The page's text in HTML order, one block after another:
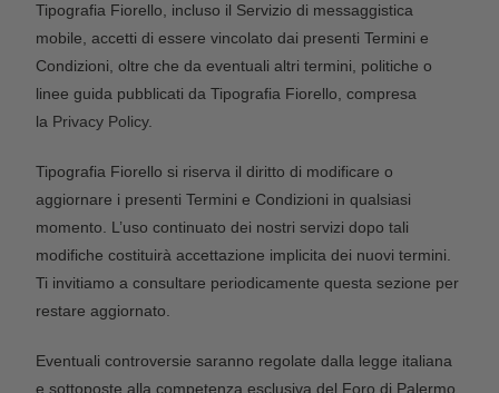
Tipografia Fiorello, incluso il Servizio di messaggistica
mobile, accetti di essere vincolato dai presenti Termini e
Condizioni, oltre che da eventuali altri termini, politiche o
linee guida pubblicati da Tipografia Fiorello, compresa
la Privacy Policy.
Tipografia Fiorello si riserva il diritto di modificare o
aggiornare i presenti Termini e Condizioni in qualsiasi
momento. L’uso continuato dei nostri servizi dopo tali
modifiche costituirà accettazione implicita dei nuovi termini.
Ti invitiamo a consultare periodicamente questa sezione per
restare aggiornato.
Eventuali controversie saranno regolate dalla legge italiana
e sottoposte alla competenza esclusiva del Foro di Palermo,